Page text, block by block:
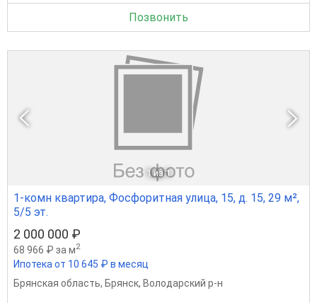
Позвонить
1 из 1
1-комн квартира, Фосфоритная улица, 15, д. 15, 29 м²,
5/5 эт.
2 000 000 ₽
68 966 ₽ за м2
Ипотека от 10 645 ₽ в месяц
Брянская область, Брянск, Володарский р-н